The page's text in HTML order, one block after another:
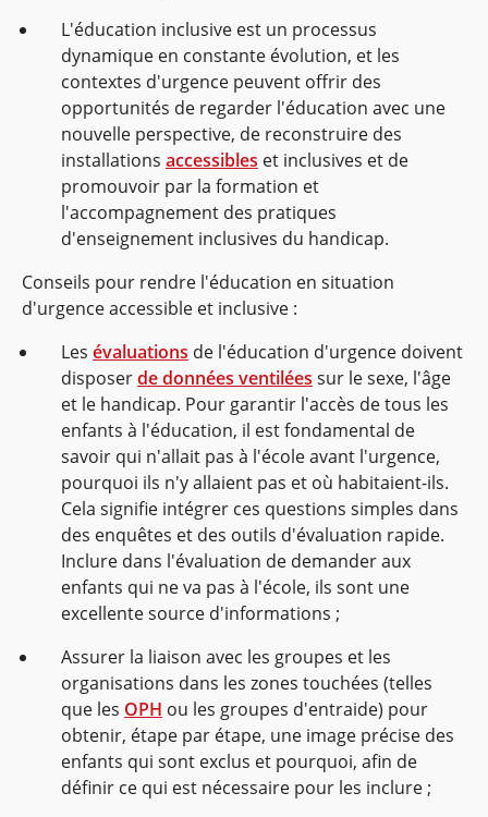
L'éducation inclusive est un processus
dynamique en constante évolution, et les
contextes d'urgence peuvent offrir des
opportunités de regarder l'éducation avec une
nouvelle perspective, de reconstruire des
installations accessibles et inclusives et de
promouvoir par la formation et
l'accompagnement des pratiques
d'enseignement inclusives du handicap.
Conseils pour rendre l'éducation en situation
d'urgence accessible et inclusive :
Les évaluations de l'éducation d'urgence doivent
disposerde données ventilées sur le sexe, l'âge
et le handicap. Pour garantir l'accès de tous les
enfants à l'éducation, il est fondamental de
savoir qui n'allait pas à l'école avant l'urgence,
pourquoi ils n'y allaient pas et où habitaient-ils.
Cela signifie intégrer ces questions simples dans
des enquêtes et des outils d'évaluation rapide.
Inclure dans l'évaluation de demander aux
enfants qui ne va pas à l'école, ils sont une
excellente source d'informations ;
Assurer la liaison avec les groupes et les
organisations dans les zones touchées (telles
que les OPH ou les groupes d'entraide) pour
obtenir, étape par étape, une image précise des
enfants qui sont exclus et pourquoi, afin de
définir ce qui est nécessaire pour les inclure ;